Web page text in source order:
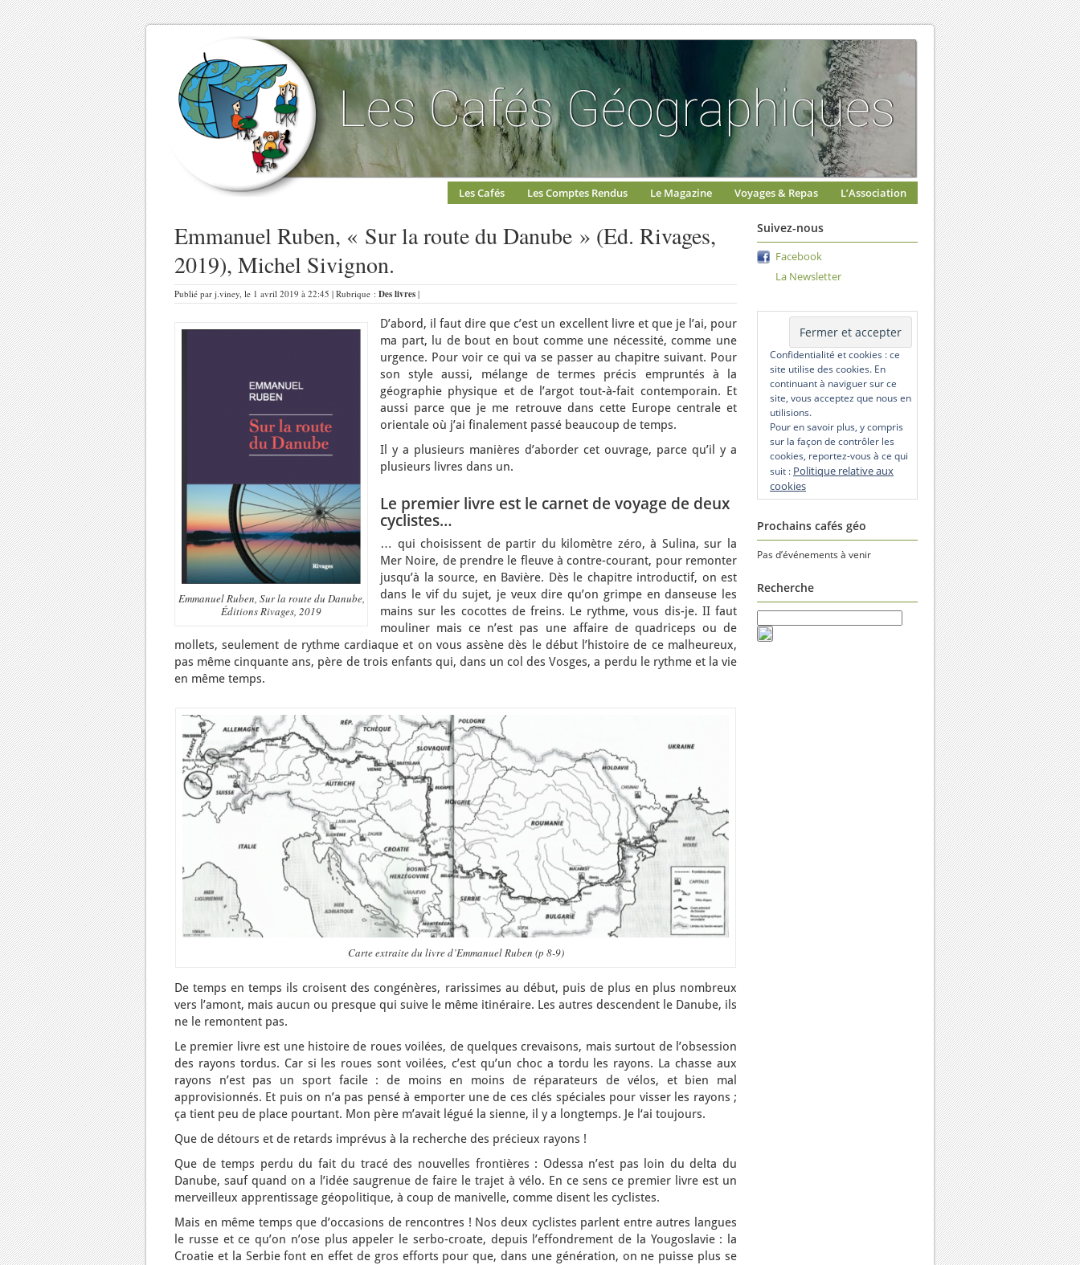
Les Cafés Les Comptes Rendus Le Magazine Voyages & Repas L’Association
Emmanuel Ruben, « Sur la route du Danube » (Ed. Rivages,
2019), Michel Sivignon.
Publié par j.viney, le 1 avril 2019 à 22:45 | Rubrique : Des livres |
Emmanuel Ruben, Sur la route du Danube,
Éditions Rivages, 2019
D’abord, il faut dire que c’est un excellent livre et que je l’ai, pour
ma part, lu de bout en bout comme une nécessité, comme une
urgence. Pour voir ce qui va se passer au chapitre suivant. Pour
son style aussi, mélange de termes précis empruntés à la
géographie physique et de l’argot tout-à-fait contemporain. Et
aussi parce que je me retrouve dans cette Europe centrale et
orientale où j’ai finalement passé beaucoup de temps.
Il y a plusieurs manières d’aborder cet ouvrage, parce qu’il y a
plusieurs livres dans un.
Le premier livre est le carnet de voyage de deux
cyclistes…
… qui choisissent de partir du kilomètre zéro, à Sulina, sur la
Mer Noire, de prendre le fleuve à contre-courant, pour remonter
jusqu’à la source, en Bavière. Dès le chapitre introductif, on est
dans le vif du sujet, je veux dire qu’on grimpe en danseuse les
mains sur les cocottes de freins. Le rythme, vous dis-je. II faut
mouliner mais ce n’est pas une affaire de quadriceps ou de
mollets, seulement de rythme cardiaque et on vous assène dès le début l’histoire de ce malheureux,
pas même cinquante ans, père de trois enfants qui, dans un col des Vosges, a perdu le rythme et la vie
en même temps.
Carte extraite du livre d’Emmanuel Ruben (p 8-9)
De temps en temps ils croisent des congénères, rarissimes au début, puis de plus en plus nombreux
vers l’amont, mais aucun ou presque qui suive le même itinéraire. Les autres descendent le Danube, ils
ne le remontent pas.
Le premier livre est une histoire de roues voilées, de quelques crevaisons, mais surtout de l’obsession
des rayons tordus. Car si les roues sont voilées, c’est qu’un choc a tordu les rayons. La chasse aux
rayons n’est pas un sport facile : de moins en moins de réparateurs de vélos, et bien mal
approvisionnés. Et puis on n’a pas pensé à emporter une de ces clés spéciales pour visser les rayons ;
ça tient peu de place pourtant. Mon père m’avait légué la sienne, il y a longtemps. Je l‘ai toujours.
Que de détours et de retards imprévus à la recherche des précieux rayons !
Que de temps perdu du fait du tracé des nouvelles frontières : Odessa n’est pas loin du delta du
Danube, sauf quand on a l’idée saugrenue de faire le trajet à vélo. En ce sens ce premier livre est un
merveilleux apprentissage géopolitique, à coup de manivelle, comme disent les cyclistes.
Mais en même temps que d’occasions de rencontres ! Nos deux cyclistes parlent entre autres langues
le russe et ce qu’on n’ose plus appeler le serbo-croate, depuis l’effondrement de la Yougoslavie : la
Croatie et la Serbie font en effet de gros efforts pour que, dans une génération, on ne puisse plus se
Suivez-nous
Facebook
La Newsletter
Confidentialité et cookies : ce
site utilise des cookies. En
continuant à naviguer sur ce
site, vous acceptez que nous en
utilisions.
Pour en savoir plus, y compris
sur la façon de contrôler les
cookies, reportez-vous à ce qui
suit : Politique relative aux
cookies
Prochains cafés géo
Pas d’événements à venir
Recherche